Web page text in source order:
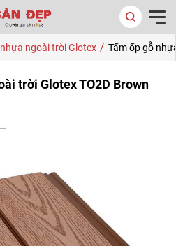
ngoài trời Glotex / Tấm ốp gỗ
trời Glotex TO2D Brown